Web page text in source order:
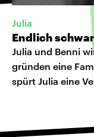
Julia
Endlich
Julia und Benni
gründen eine
spürt Julia eine